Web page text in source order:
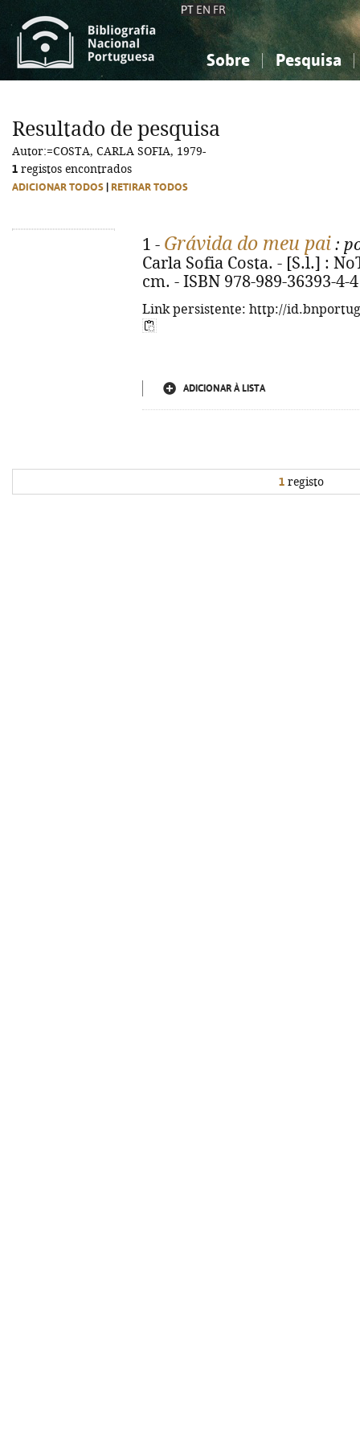
PT EN FR
Sobre Pesquisa
Ciências sociais...
Ciências sociais...
Resultado de pesquisa
Autor:=COSTA, CARLA SOFIA, 1979-
1 registos encontrados
ADICIONAR TODOS RETIRAR TODOS
1 - Grávida do meu pai :
Carla Sofia Costa. - [S.l.] :
cm. - ISBN 978-989-36393-4-4
Link persistente: http://
ADICIONAR À LISTA
1 registo